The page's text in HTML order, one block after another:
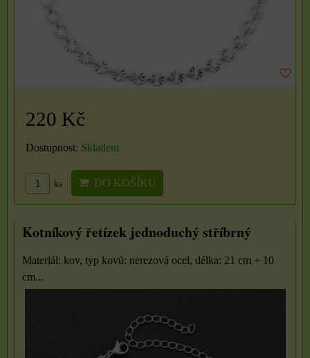
220 Kč
Dostupnost: Skladem
ks DO KOŠÍKU
Kotníkový řetízek jednoduchý stříbrný
Materiál: kov, typ kovů: nerezová ocel, délka: 21 cm + 10
cm...